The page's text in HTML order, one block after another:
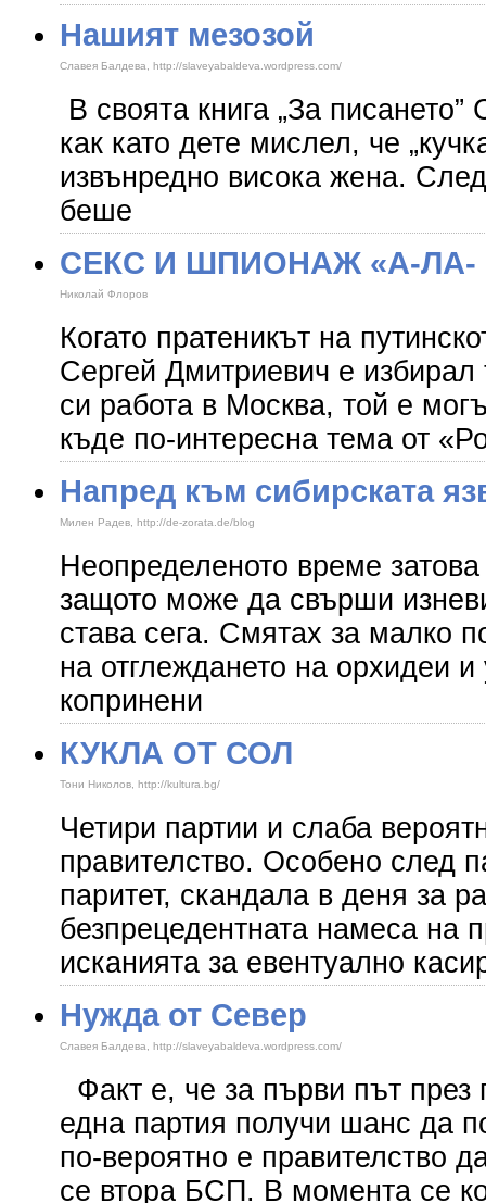
Нашият мезозой
Славея Балдева, http://slaveyabaldeva.wordpress.com/
В своята книга „За писането”
как като дете мислел, че
извънредно висока жена.
беше
СЕКС И ШПИОНАЖ «А-ЛА-
Николай Флоров
Когато пратеникът на
Сергей Дмитриевич е
си работа в Москва, той е
къде по-интересна тема от
Напред към сибирската
Милен Радев, http://de-zorata.de/blog
Неопределеното време
защото може да свърши
става сега. Смятах за малко
на отглеждането на орхидеи и
копринени
КУКЛА ОТ СОЛ
Тони Николов, http://kultura.bg/
Четири партии и слаба
правителство. Особено след
паритет, скандала в деня за
безпрецедентната намеса на
исканията за евентуално
Нужда от Север
Славея Балдева, http://slaveyabaldeva.wordpress.com/
Факт е, че за първи път през
една партия получи шанс да
по-вероятно е правителство
се втора БСП. В момента се